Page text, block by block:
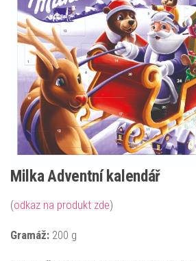
Milka Adventní kalendář
(odkaz na produkt zde)
Gramáž: 200 g